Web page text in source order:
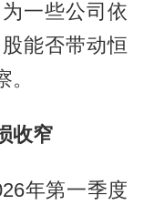
一些公司依
能否带动恒
收窄
年第一季度